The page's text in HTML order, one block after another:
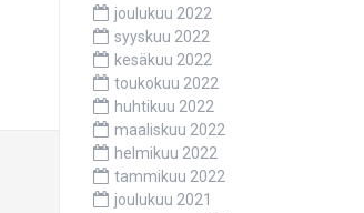
joulukuu 2022
syyskuu 2022
kesäkuu 2022
toukokuu 2022
huhtikuu 2022
maaliskuu 2022
helmikuu 2022
tammikuu 2022
joulukuu 2021